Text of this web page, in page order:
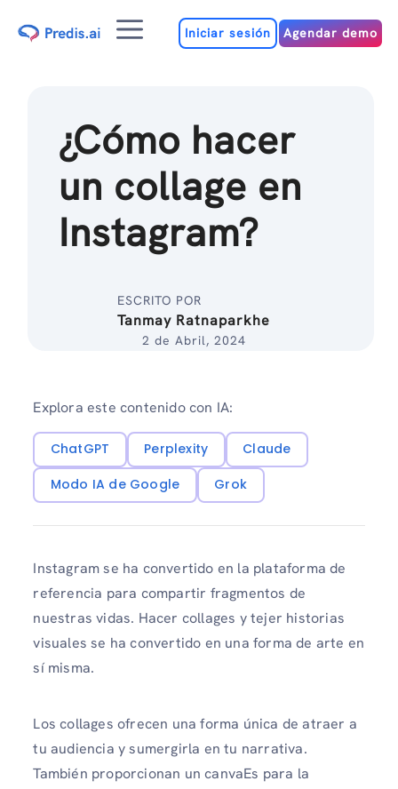
MenúIniciar sesión Agendar demo
¿Cómo hacer
un collage en
Instagram?
ESCRITO POR
Tanmay Ratnaparkhe
2 de Abril, 2024
Explora este contenido con IA:
ChatGPT Perplexity
Claude
Modo IA de Google
Grok
Instagram se ha convertido en la plataforma de
referencia para compartir fragmentos de
nuestras vidas. Hacer collages y tejer historias
visuales se ha convertido en una forma de arte en
sí misma.
Los collages ofrecen una forma única de atraer a
tu audiencia y sumergirla en tu narrativa.
También proporcionan un canvaEs para la